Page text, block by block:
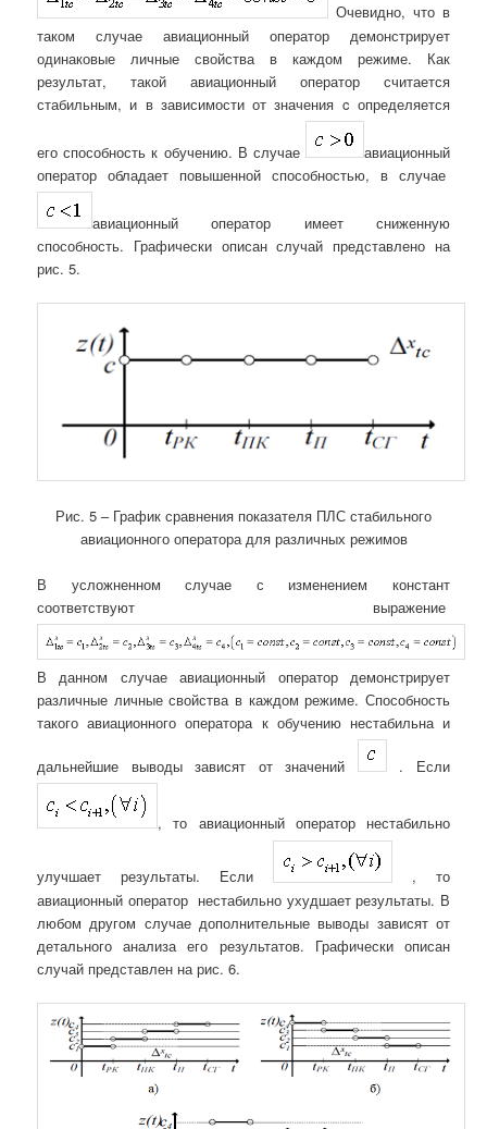
Очевидно, что в
таком случае авиационный оператор демонстрирует
одинаковые личные свойства в каждом режиме. Как
результат, такой авиационный оператор считается
стабильным, и в зависимости от значения c определяется
его способность к обучению. В случае
авиационный
оператор обладает повышенной способностью, в случае
авиационный оператор имеет сниженную
способность. Графически описан случай представлено на
рис. 5.
Рис. 5 – График сравнения показателя ПЛС стабильного
авиационного оператора для различных режимов
В усложненном случае с изменением констант
соответствуют выражение
В данном случае авиационный оператор демонстрирует
различные личные свойства в каждом режиме. Способность
такого авиационного оператора к обучению нестабильна и
дальнейшие выводы зависят от значений . Если
, то авиационный оператор нестабильно
улучшает результаты. Если
, то
авиационный оператор нестабильно ухудшает результаты. В
любом другом случае дополнительные выводы зависят от
детального анализа его результатов. Графически описан
случай представлен на рис. 6.